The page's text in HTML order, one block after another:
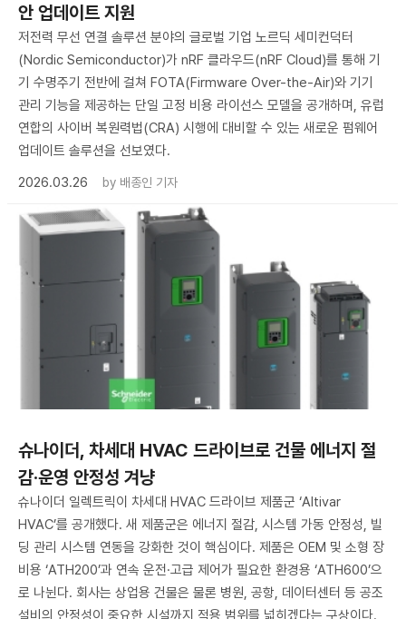
안 업데이트 지원
저전력 무선 연결 솔루션 분야의 글로벌 기업 노르딕 세미컨덕터
(Nordic Semiconductor)가 nRF 클라우드(nRF Cloud)를 통해 기
기 수명주기 전반에 걸쳐 FOTA(Firmware Over-the-Air)와 기기
관리 기능을 제공하는 단일 고정 비용 라이선스 모델을 공개하며, 유럽
연합의 사이버 복원력법(CRA) 시행에 대비할 수 있는 새로운 펌웨어
업데이트 솔루션을 선보였다.
2026.03.26
by 배종인 기자
슈나이더, 차세대 HVAC 드라이브로 건물 에너지 절
감·운영 안정성 겨냥
슈나이더 일렉트릭이 차세대 HVAC 드라이브 제품군 ‘Altivar
HVAC’를 공개했다. 새 제품군은 에너지 절감, 시스템 가동 안정성, 빌
딩 관리 시스템 연동을 강화한 것이 핵심이다. 제품은 OEM 및 소형 장
비용 ‘ATH200’과 연속 운전·고급 제어가 필요한 환경용 ‘ATH600’으
로 나뉜다. 회사는 상업용 건물은 물론 병원, 공항, 데이터센터 등 공조
설비의 안정성이 중요한 시설까지 적용 범위를 넓히겠다는 구상이다.